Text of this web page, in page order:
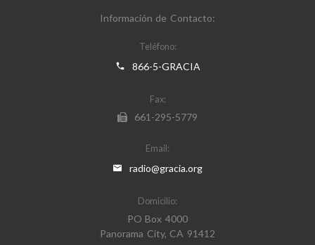
Información de Contacto:
Teléfono:
866-5-GRACIA
Fax:
661-295-5779
Email:
radio@gracia.org
Domicilio:
PO Box 4000
Panorama City, CA 91412